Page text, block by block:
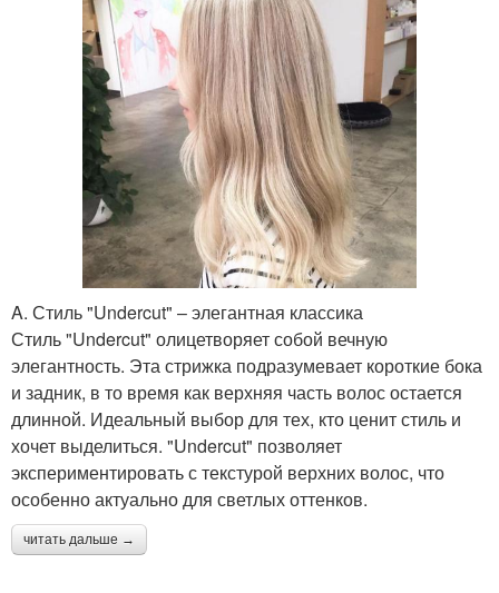
A. Стиль "Undercut" – элегантная классика
Стиль "Undercut" олицетворяет собой вечную
элегантность. Эта стрижка подразумевает короткие бока
и задник, в то время как верхняя часть волос остается
длинной. Идеальный выбор для тех, кто ценит стиль и
хочет выделиться. "Undercut" позволяет
экспериментировать с текстурой верхних волос, что
особенно актуально для светлых оттенков.
читать дальше →